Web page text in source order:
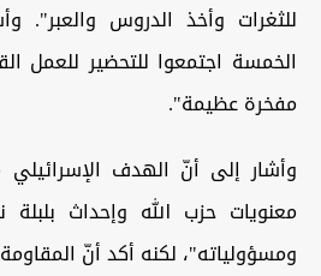
للثغرات وأخذ الدروس والعبر".
الخمسة اجتمعوا للتحضير للعمل
مفخرة عظيمة".
وأشار إلى أنّ الهدف
معنويات حزب الله وإحداث بلبلة
ومسؤولياته"، لكنه أكد أنّ